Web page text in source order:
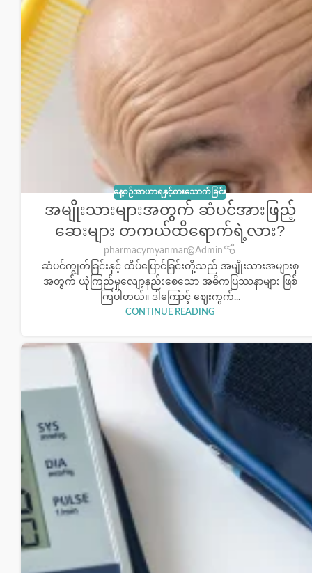
နေ့စဉ်အာဟာရနှင့်စားသောက်ခြင်း
အမျိုးသားများအတွက် ဆံပင်အားဖြည့်
ဆေးများ တကယ်ထိရောက်ရဲ့လား?
pharmacymyanmar@Admin
ဆံပင်ကျွတ်ခြင်းနှင့် ထိပ်ပြောင်ခြင်းတို့သည် အမျိုးသားအများစု
အတွက် ယုံကြည်မှုလျော့နည်းစေသော အဓိကပြဿနာများ ဖြစ်
ကြပါတယ်။ ဒါကြောင့် ဈေးကွက်...
CONTINUE READING